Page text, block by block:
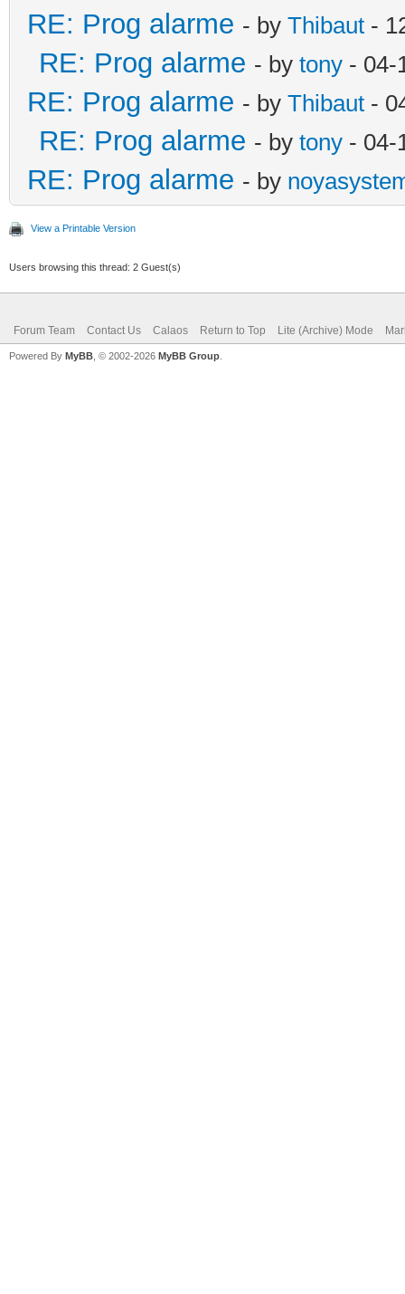
RE: Prog alarme - by Thibaut -
RE: Prog alarme - by tony - 04-
RE: Prog alarme - by Thibaut -
RE: Prog alarme - by tony - 04-
RE: Prog alarme - by
View a Printable Version
Users browsing this thread: 2 Guest(s)
Forum Team Contact Us Calaos Return to Top Lite (Archive) Mode
Powered By MyBB , © 2002-2026 MyBB Group